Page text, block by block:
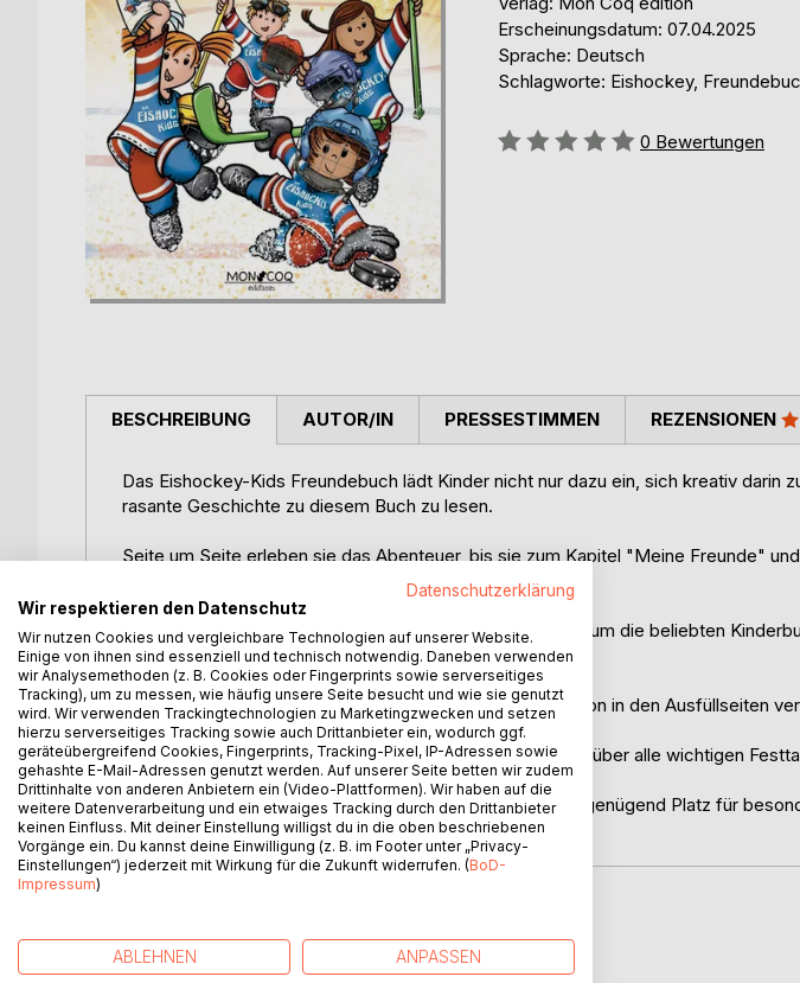
Erscheinungsdatum: 07.04.2025
Sprache: Deutsch
Schlagworte: Eishockey,
Bewertung::
0 Bewertungen
BESCHREIBUNG
Das Eishockey-Kids Freundebuch lädt Kinder nicht nur dazu ein, sich kreativ darin
rasante Geschichte zu diesem Buch zu lesen.
Seite um Seite erleben sie das Abenteuer, bis sie zum Kapitel "Meine Freunde"
gelangen, in die sie sich selbst eintragen dürfen.
So wird jedes Kind selbst ein Teil dieser Geschichte rund um die beliebten
Lou ...
Individuell kann jede unvollendete Eishockeykind-Illustration in den Ausfüllseiten
Zwei Geburtstagsseiten geben einen schnellen Überblick über alle wichtigen
Zwei Autogrammseiten bieten kleinen Autogrammjägern genügend Platz für
Hockeystars oder der Eishockey-Kids-Autorin.
AUTOR/IN PRESSESTIMMEN REZENSIONEN
WEITERE TITEL BEIBoD
Datenschutzerklärung
Wir respektieren den Datenschutz
Wir nutzen Cookies und vergleichbare Technologien auf unserer Website.
Einige von ihnen sind essenziell und technisch notwendig. Daneben verwenden
wir Analysemethoden (z. B. Cookies oder Fingerprints sowie serverseitiges
Tracking), um zu messen, wie häufig unsere Seite besucht und wie sie genutzt
wird. Wir verwenden Trackingtechnologien zu Marketingzwecken und setzen
hierzu serverseitiges Tracking sowie auch Drittanbieter ein, wodurch ggf.
geräteübergreifend Cookies, Fingerprints, Tracking-Pixel, IP-Adressen sowie
gehashte E-Mail-Adressen genutzt werden. Auf unserer Seite betten wir zudem
Drittinhalte von anderen Anbietern ein (Video-Plattformen). Wir haben auf die
weitere Datenverarbeitung und ein etwaiges Tracking durch den Drittanbieter
keinen Einfluss. Mit deiner Einstellung willigst du in die oben beschriebenen
Vorgänge ein. Du kannst deine Einwilligung (z. B. im Footer unter „Privacy-
Einstellungen“) jederzeit mit Wirkung für die Zukunft widerrufen. (BoD-
Impressum)
ABLEHNEN ANPASSEN